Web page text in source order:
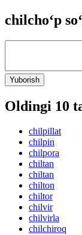
chilcho‘p
Yuborish
Oldingi 10
chilpillat
chilpin
chilpora
chiltan
chiltan
chilton
chiltor
chilvir
chilvirla
chilchiroq